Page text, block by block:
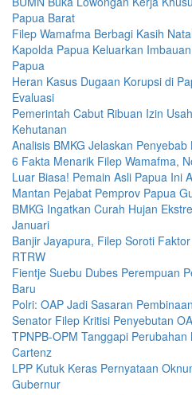
Papua Barat
Filep Wamafma Berbagi Kasih
Kapolda Papua Keluarkan
Papua
Heran Kasus Dugaan Korupsi di
Evaluasi
Pemerintah Cabut Ribuan Izin
Kehutanan
Analisis BMKG Jelaskan
6 Fakta Menarik Filep Wamafma,
Luar Biasa! Pemain Asli Papua Ini
Mantan Pejabat Pemprov Papua
BMKG Ingatkan Curah Hujan
Januari
Banjir Jayapura, Filep Soroti
RTRW
Fientje Suebu Dubes Perempuan
Baru
Polri: OAP Jadi Sasaran
Senator Filep Kritisi Penyebutan
TPNPB-OPM Tanggapi
Cartenz
LPP Kutuk Keras Pernyataan
Gubernur